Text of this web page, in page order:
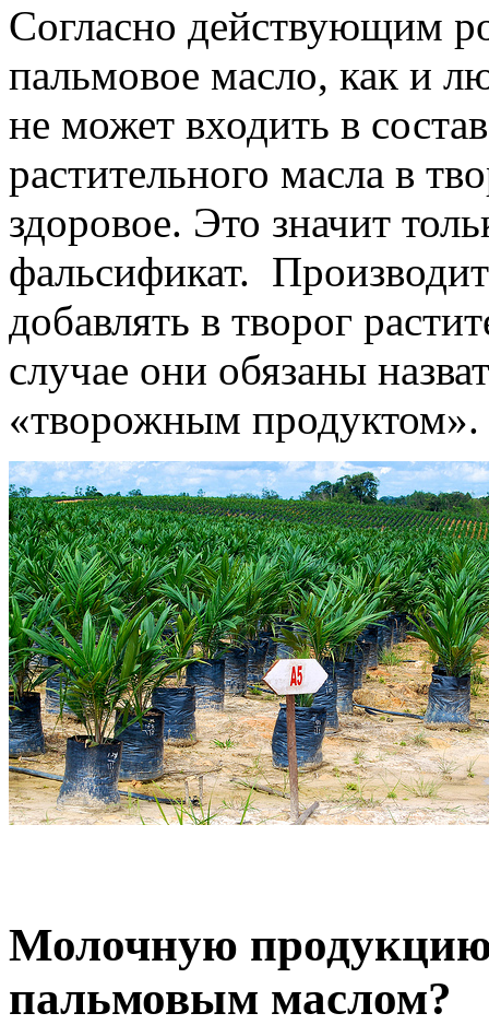
Согласно действующим
пальмовое масло, как и
не может входить в
растительного масла в
здоровое. Это значит
фальсификат.
добавлять в творог
случае они обязаны
«творожным продуктом».
Молочную
пальмовым маслом?